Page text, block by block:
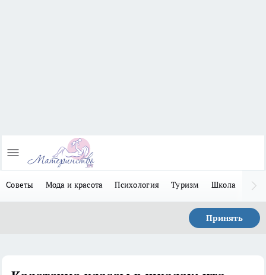
Советы Мода и красота Психология Туризм Школа
Принять